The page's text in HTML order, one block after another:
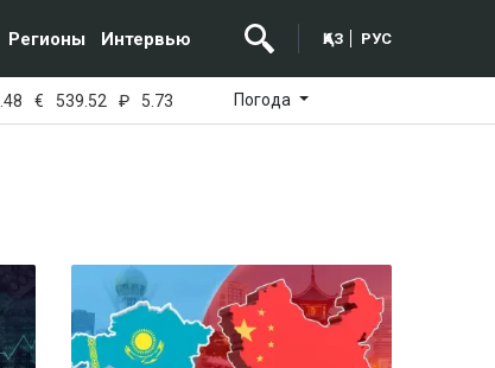
Регионы Интервью ҚАЗ РУС
€ 539.52 ₽ 5.73 Погода